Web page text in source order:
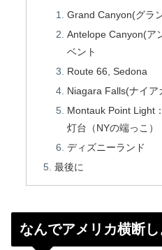
Grand Canyon(グラ
Antelope Canyon(ア
ベント
Route 66, Sedona
Niagara Falls(ナイア
Montauk Point Light
灯台（NYの端っこ）
ディズニーランド
最後に
なんでアメリカ横断